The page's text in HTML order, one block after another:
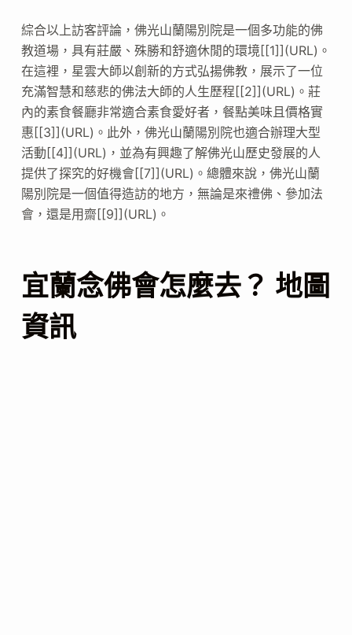
綜合以上訪客評論，佛光山蘭陽別院是一個多功能的佛
教道場，具有莊嚴、殊勝和舒適休閒的環境[[1]](URL)。
在這裡，星雲大師以創新的方式弘揚佛教，展示了一位
充滿智慧和慈悲的佛法大師的人生歷程[[2]](URL)。莊
內的素食餐廳非常適合素食愛好者，餐點美味且價格實
惠[[3]](URL)。此外，佛光山蘭陽別院也適合辦理大型
活動[[4]](URL)，並為有興趣了解佛光山歷史發展的人
提供了探究的好機會[[7]](URL)。總體來說，佛光山蘭
陽別院是一個值得造訪的地方，無論是來禮佛、參加法
會，還是用齋[[9]](URL)。
宜蘭念佛會怎麼去？ 地圖
資訊